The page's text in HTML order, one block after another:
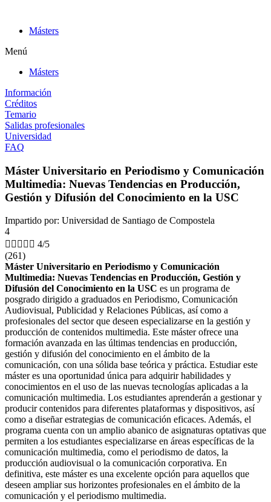
contenidoMásters
Menú
Másters
Información
Créditos
Temario
Salidas profesionales
Universidad
FAQ
Máster Universitario en Periodismo y Comunicación
Multimedia: Nuevas Tendencias en Producción,
Gestión y Difusión del Conocimiento en la USC
Impartido por: Universidad de Santiago de Compostela
4
     4/5
(261)
Máster Universitario en Periodismo y Comunicación
Multimedia: Nuevas Tendencias en Producción, Gestión y
Difusión del Conocimiento en la USC es un programa de
posgrado dirigido a graduados en Periodismo, Comunicación
Audiovisual, Publicidad y Relaciones Públicas, así como a
profesionales del sector que deseen especializarse en la gestión y
producción de contenidos multimedia. Este máster ofrece una
formación avanzada en las últimas tendencias en producción,
gestión y difusión del conocimiento en el ámbito de la
comunicación, con una sólida base teórica y práctica. Estudiar este
máster es una oportunidad única para adquirir habilidades y
conocimientos en el uso de las nuevas tecnologías aplicadas a la
comunicación multimedia. Los estudiantes aprenderán a gestionar y
producir contenidos para diferentes plataformas y dispositivos, así
como a diseñar estrategias de comunicación eficaces. Además, el
programa cuenta con un amplio abanico de asignaturas optativas que
permiten a los estudiantes especializarse en áreas específicas de la
comunicación multimedia, como el periodismo de datos, la
producción audiovisual o la comunicación corporativa. En
definitiva, este máster es una excelente opción para aquellos que
deseen ampliar sus horizontes profesionales en el ámbito de la
comunicación y el periodismo multimedia.